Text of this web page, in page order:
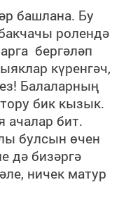
башлана. Бу
ролендә
бергәләп
күренгәч,
Балаларның
бик кызык.
ачалар бит.
булсын өчен
дә бизәргә
ничек матур